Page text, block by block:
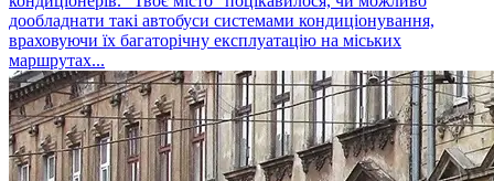
дообладнати такі автобуси системами кондиціонування,
враховуючи їх багаторічну експлуатацію на міських
маршрутах...